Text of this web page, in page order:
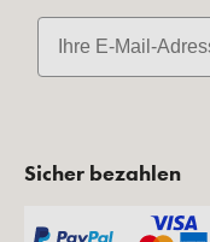
E-Mail
Sicher bezahlen